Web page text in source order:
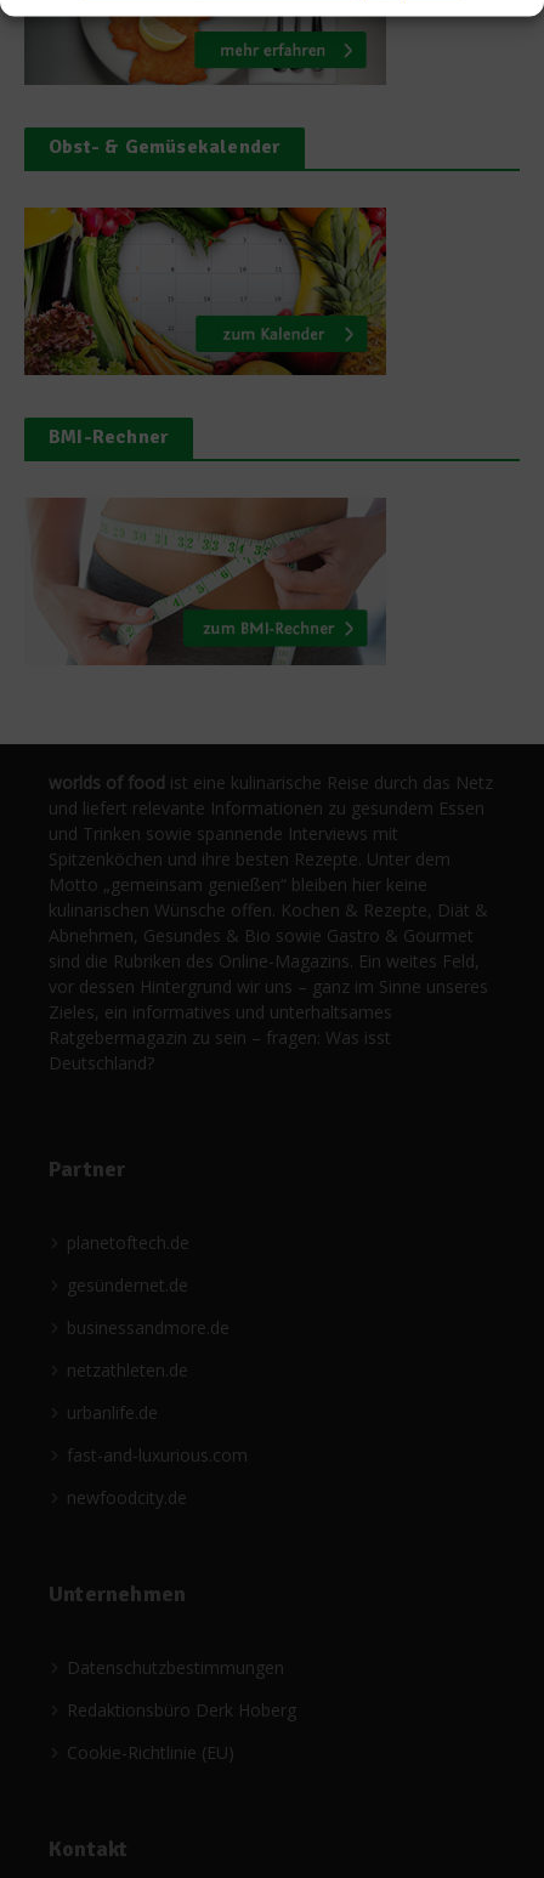
Obst- & Gemüsekalender
BMI-Rechner
worlds of food ist eine kulinarische Reise durch das Netz
und liefert relevante Informationen zu gesundem Essen
und Trinken sowie spannende Interviews mit
Spitzenköchen und ihre besten Rezepte. Unter dem
Motto „gemeinsam genießen“ bleiben hier keine
kulinarischen Wünsche offen. Kochen & Rezepte, Diät &
Abnehmen, Gesundes & Bio sowie Gastro & Gourmet
sind die Rubriken des Online-Magazins. Ein weites Feld,
vor dessen Hintergrund wir uns – ganz im Sinne unseres
Zieles, ein informatives und unterhaltsames
Ratgebermagazin zu sein – fragen: Was isst
Deutschland?
Partner
planetoftech.de
gesündernet.de
businessandmore.de
netzathleten.de
urbanlife.de
fast-and-luxurious.com
newfoodcity.de
Unternehmen
Datenschutzbestimmungen
Redaktionsbüro Derk Hoberg
Cookie-Richtlinie (EU)
Kontakt